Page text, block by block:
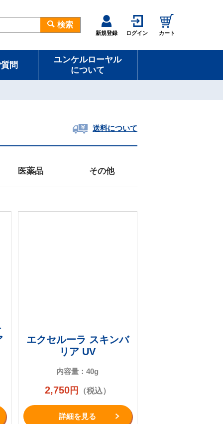
検索
新規登録 ログイン カート
問
ユンケルローヤル
について
送料について
医薬品 その他
エクセルーラ スキンバ
リア UV
内容量：40g
2,750円 （税込）
詳細を⾒る